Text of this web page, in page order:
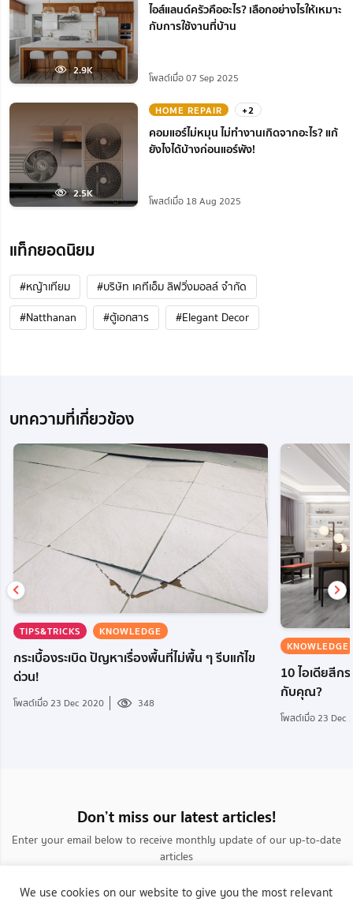
2.9K
ไอส์แลนด์ครัวคืออะไร? เลือกอย่างไรให้เหมาะ
กับการใช้งานที่บ้าน
โพสต์เมื่อ 07 Sep 2025
2.5K
HOME REPAIR +2
คอมแอร์ไม่หมุน ไม่ทํางานเกิดจากอะไร? แก้
ยังไงได้บ้างก่อนแอร์พัง!
โพสต์เมื่อ 18 Aug 2025
แท็กยอดนิยม
#หญ้าเทียม
#บริษัท เคทีเอ็ม ลิฟวิ่งมอลล์ จำกัด
#Natthanan
#ตู้เอกสาร #Elegant Decor
บทความที่เกี่ยวข้อง
TIPS&TRICKS KNOWLEDGE
กระเบื้องระเบิด ปัญหาเรื่องพื้นที่ไม่พื้น ๆ รีบแก้ไข
ด่วน!
โพสต์เมื่อ 23 Dec 2020 348
KNOWLEDGE
10 ไอเดียสีก
กับคุณ?
โพสต์เมื่อ 23 Dec
Don’t miss our latest articles!
Enter your email below to receive monthly update of our up-to-date
articles
We use cookies on our website to give you the most relevant